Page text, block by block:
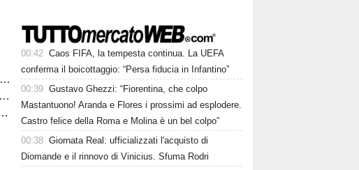
00:42 Caos FIFA, la tempesta continua. La UEFA
conferma il boicottaggio: “Persa fiducia in Infantino”
00:39 Gustavo Ghezzi: “Fiorentina, che colpo
Mastantuono! Aranda e Flores i prossimi ad esplodere.
Castro felice della Roma e Molina è un bel colpo”
00:38 Giornata Real: ufficializzati l'acquisto di
Diomande e il rinnovo di Vinicius. Sfuma Rodri